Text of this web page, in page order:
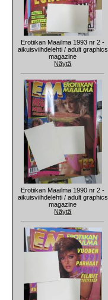
Erotiikan Maailma 1993 nr 2 -
aikuisviihdelehti / adult graphics
magazine
Näytä
Erotiikan Maailma 1990 nr 2 -
aikuisviihdelehti / adult graphics
magazine
Näytä